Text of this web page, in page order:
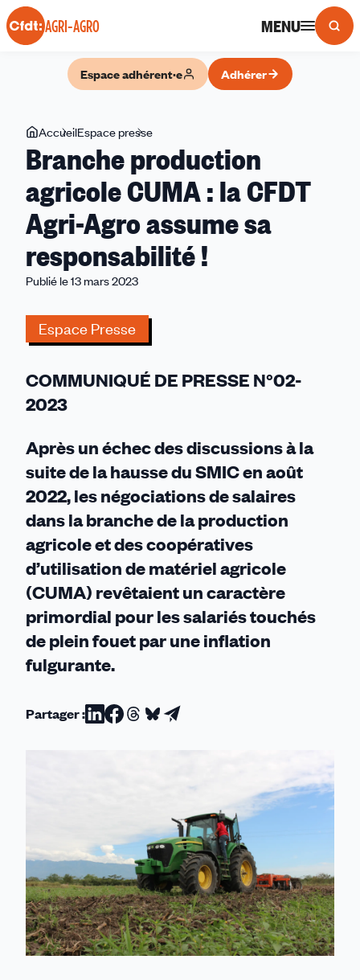
Panneau de gestion des cookies
AGRI-AGRO MENU
Espace adhérent·e Adhérer
Vous
êtes
ici
AccueilEspace presse
production
agricole
CUMA
:
la
CFDT
Branche production
agricole CUMA : la CFDT
Agri-Agro assume sa
responsabilité !
Publié le 13 mars 2023
Espace Presse
COMMUNIQUÉ DE PRESSE N°02-
2023
Après un échec des discussions à la
suite de la hausse du SMIC en août
2022, les négociations de salaires
dans la branche de la production
agricole et des coopératives
d’utilisation de matériel agricole
(CUMA) revêtaient un caractère
primordial pour les salariés touchés
de plein fouet par une inflation
fulgurante.
Partager :Partager
Partager
Partager
Partager
Partager